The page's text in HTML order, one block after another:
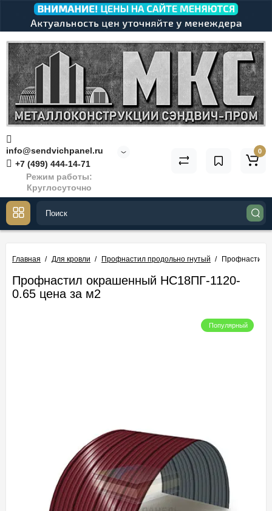
info@sendvichpanel.ru
+7 (499) 444-14-71
Режим работы:
Круглосуточно
0
Главная Для кровли Профнастил продольно гнутый Профнастил
Профнастил окрашенный НС18ПГ-1120-
0.65 цена за м2
Популярный